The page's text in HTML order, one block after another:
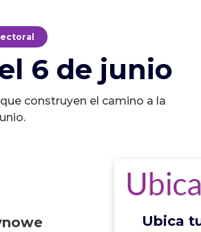
6 de junio
construyen el camino a la
Ubica